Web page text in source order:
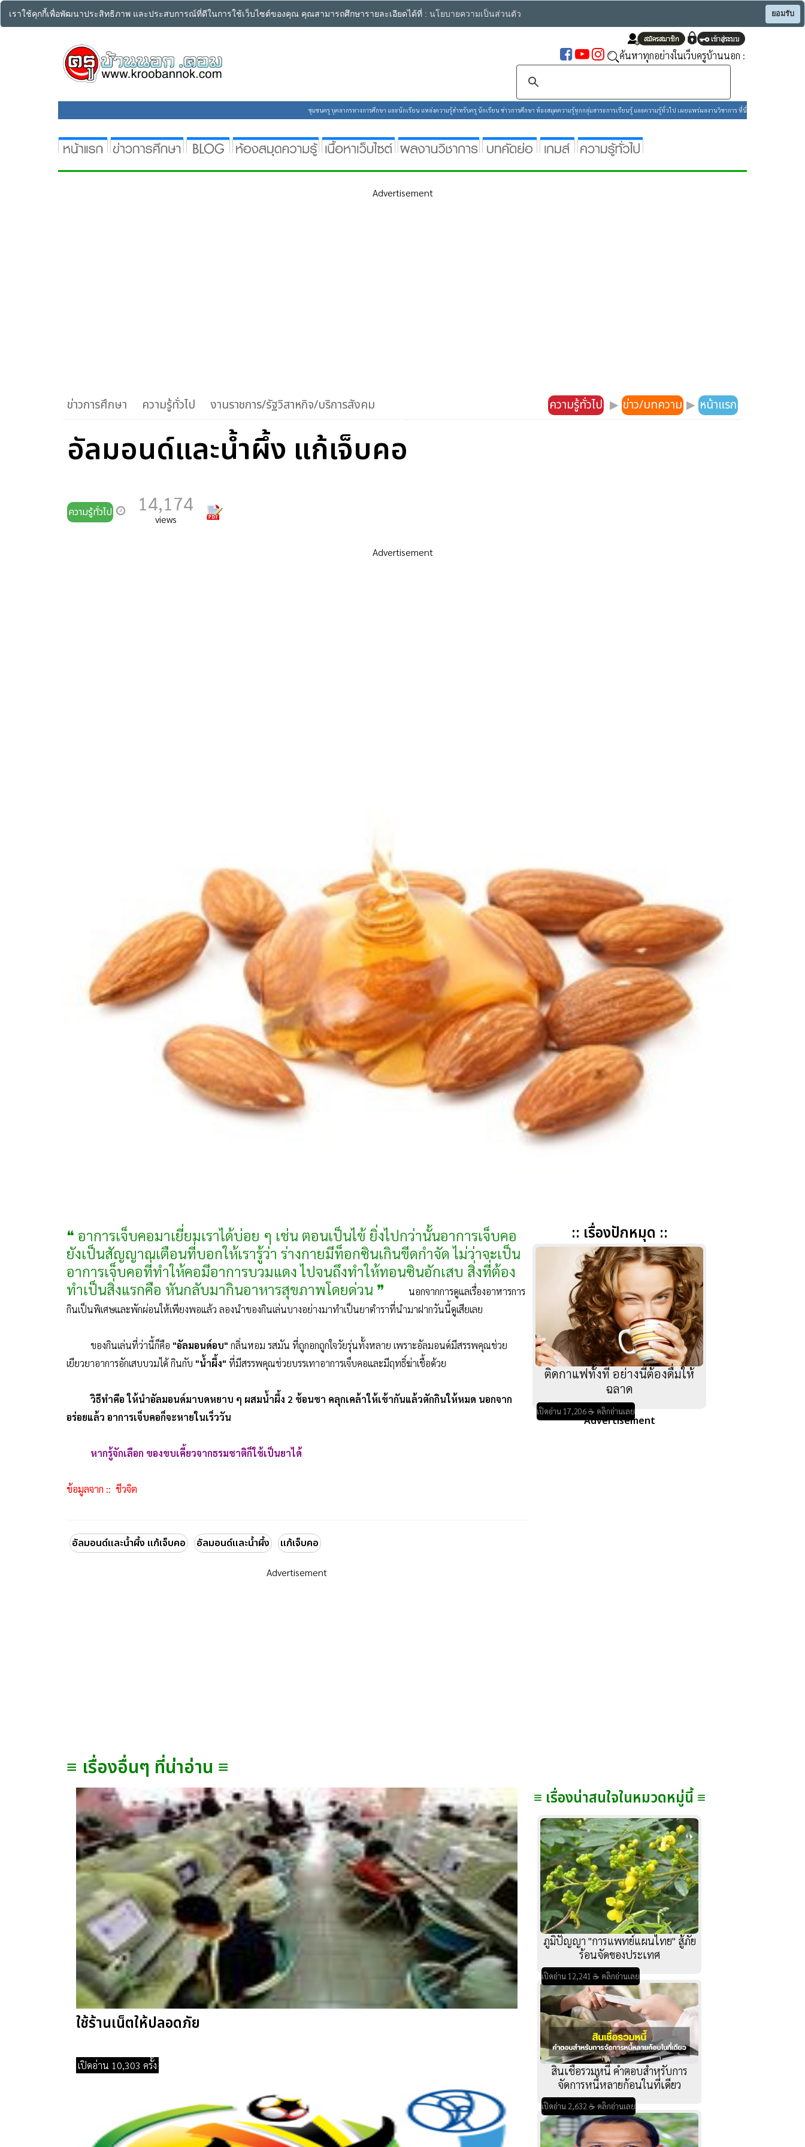
เราใช้คุกกี้เพื่อพัฒนาประสิทธิภาพ และประสบการณ์ที่ดีในการใช้เว็บไซต์ของคุณ คุณสามารถศึกษารายละเอียดได้ที่ : นโยบายความเป็นส่วนตัว ยอมรับ
ค้นหาทุกอย่างในเว็บครูบ้านนอก :
ชุมชนครู บุคลากรทางการศึกษา และนักเรียน แหล่งความรู้สำหรับครู นักเรียน ข่าวการศึกษา ห้องสมุดความรู้ทุกกลุ่มสาระการเรียนรู้ และความรู้ทั่วไป เผยแพร่ผลงานวิชาการ ที่นี่
Advertisement
ข่าวการศึกษา ความรู้ทั่วไป งานราชการ/รัฐวิสาหกิจ/บริการสังคม ความรู้ทั่วไป ▶ ข่าว/บทความ ▶ หน้าแรก
อัลมอนด์และน้ำผึ้ง แก้เจ็บคอ
ความรู้ทั่วไป 14,174
views
Advertisement
❝ อาการเจ็บคอมาเยี่ยมเราได้บ่อย ๆ เช่น ตอนเป็นไข้ ยิ่งไปกว่านั้นอาการเจ็บคอ
ยังเป็นสัญญาณเตือนที่บอกให้เรารู้ว่า ร่างกายมีท็อกซินเกินขีดกำจัด ไม่ว่าจะเป็น
อาการเจ็บคอที่ทำให้คอมีอาการบวมแดง ไปจนถึงทำให้ทอนซินอักเสบ สิ่งที่ต้อง
ทำเป็นสิ่งแรกคือ หันกลับมากินอาหารสุขภาพโดยด่วน ❞
นอกจากการดูแลเรื่องอาหารการ
กินเป็นพิเศษและพักผ่อนให้เพียงพอแล้ว ลองนำของกินเล่นบางอย่างมาทำเป็นยาตำราที่นำมาฝากวันนี้ดูเสียเลย
ของกินเล่นที่ว่านี้ก็คือ "อัลมอนด์อบ" กลิ่นหอม รสมัน ที่ถูกอกถูกใจวัยรุ่นทั้งหลาย เพราะอัลมอนด์มีสรรพคุณช่วย
เยียวยาอาการอักเสบบวมได้ กินกับ "น้ำผึ้ง" ที่มีสรรพคุณช่วยบรรเทาอาการเจ็บคอและมีฤทธิ์ฆ่าเชื้อด้วย
วิธีทำคือ ให้นำอัลมอนด์มาบดหยาบ ๆ ผสมน้ำผึ้ง 2 ช้อนชา คลุกเคล้าให้เข้ากันแล้วตักกินให้หมด นอกจาก
อร่อยแล้ว อาการเจ็บคอก็จะหายในเร็ววัน
หากรู้จักเลือก ของขบเคี้ยวจากธรมชาติก็ใช้เป็นยาได้
ข้อมูลจาก :: ชีวจิต
อัลมอนด์และน้ำผึ้ง แก้เจ็บคอ อัลมอนด์และน้ำผึ้ง แก้เจ็บคอ
Advertisement
≡ เรื่องอื่นๆ ที่น่าอ่าน ≡
ใช้ร้านเน็ตให้ปลอดภัย
เปิดอ่าน 10,303 ครั้ง
:: เรื่องปักหมุด ::
ติดกาแฟทั้งที อย่างนี้ต้องดื่มให้
ฉลาด
เปิดอ่าน 17,206 ☕ คลิกอ่านเลย
Advertisement
≡ เรื่องน่าสนใจในหมวดหมู่นี้ ≡
ภูมิปัญญา "การแพทย์แผนไทย" สู้ภัย
ร้อนจัดของประเทศ
เปิดอ่าน 12,241 ☕ คลิกอ่านเลย
สินเชื่อรวมหนี้ คำตอบสำหรับการ
จัดการหนี้หลายก้อนในที่เดียว
เปิดอ่าน 2,632 ☕ คลิกอ่านเลย